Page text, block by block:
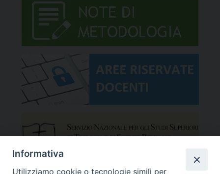
Informativa
Utilizziamo cookie o tecnologie simili per